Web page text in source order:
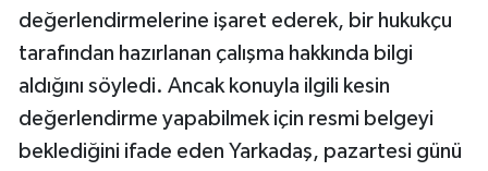
değerlendirmelerine işaret ederek, bir hukukçu
tarafından hazırlanan çalışma hakkında bilgi
aldığını söyledi. Ancak konuyla ilgili kesin
değerlendirme yapabilmek için resmi belgeyi
beklediğini ifade eden Yarkadaş, pazartesi günü